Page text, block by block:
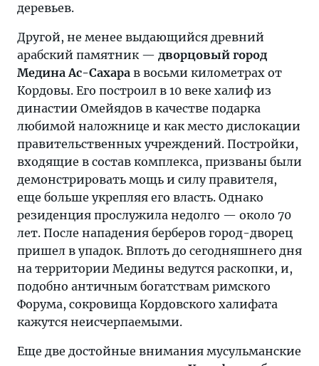
деревьев.
Другой, не менее выдающийся древний
арабский памятник — дворцовый город
Медина Ас-Сахара в восьми километрах от
Кордовы. Его построил в 10 веке халиф из
династии Омейядов в качестве подарка
любимой наложнице и как место дислокации
правительственных учреждений. Постройки,
входящие в состав комплекса, призваны были
демонстрировать мощь и силу правителя,
еще больше укрепляя его власть. Однако
резиденция прослужила недолго — около 70
лет. После нападения берберов город-дворец
пришел в упадок. Вплоть до сегодняшнего дня
на территории Медины ведутся раскопки, и,
подобно античным богатствам римского
Форума, сокровища Кордовского халифата
кажутся неисчерпаемыми.
Еще две достойные внимания мусульманские